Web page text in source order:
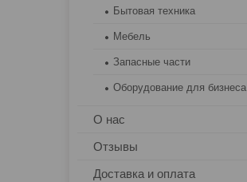
Бытовая техника
Мебель
Запасные части
Оборудование для бизнеса
О нас
Отзывы
Доставка и оплата